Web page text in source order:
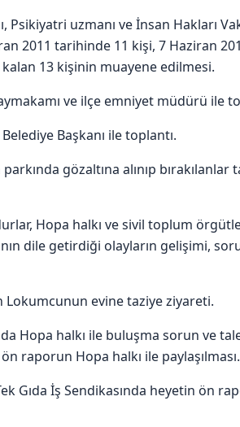
Psikiyatri uzmanı ve İnsan Hakları
2011 tarihinde 11 kişi, 7 Haziran
13 kişinin muayene edilmesi.
ve ilçe emniyet müdürü ile
Başkanı ile toplantı.
gözaltına alınıp bırakılanlar
Hopa halkı ve sivil toplum
dile getirdiği olayların gelişimi,
Lokumcunun evine taziye ziyareti.
Hopa halkı ile buluşma sorun ve
raporun Hopa halkı ile paylaşılması.
Gıda İş Sendikasında heyetin ön